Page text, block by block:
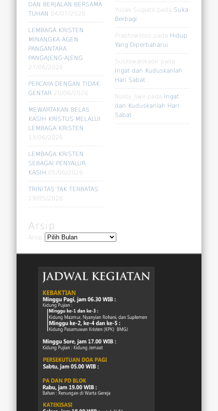
DAN BERJALAN BERSAMA
TUHAN 04/07/2026
LEMBAGA KRISTEN
MINANGKA AGEN
PANGANTARA
PANGAJENG-AJENG
27/06/2026
PERCAYA DENGAN TIDAK
GENTAR 20/06/2026
MEWARTAKAN BELAS
KASIH KRISTUS MELALUI
LEMBAGA KRISTEN
13/06/2026
LEMBAGA KRISTEN
SEBAGAI PENYALUR
KASIH 05/06/2026
TRINITAS TAK TERBATAS
29/05/2026
Yusak Sugiato pada Suka
Berbagi
Praptowiloso pada Hidup
Yang Diperbaharui
Susilowatikadir pada
Ingat dan Kuduskanlah
Hari Sabat
Noldy_liwe pada
Ingat
dan Kuduskanlah Hari
Sabat
Arsip
Arsip